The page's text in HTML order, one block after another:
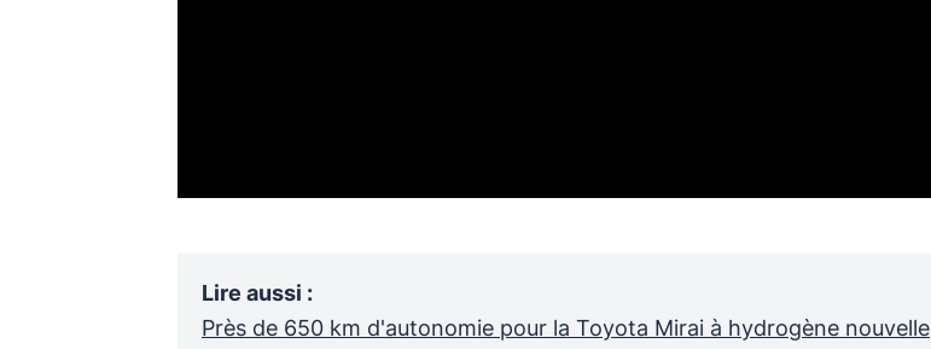
Lire aussi :
Près de 650 km d'autonomie pour la Toyota Mirai à hydrogène nouvelle